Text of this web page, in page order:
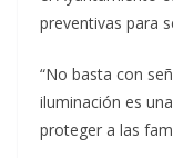
preventivas para
“No basta con
iluminación es
proteger a las